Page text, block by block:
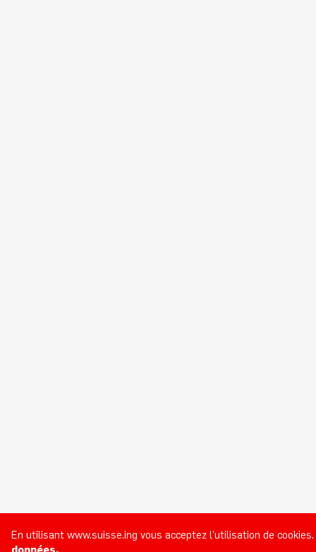
En utilisant www.suisse.ing vous acceptez l'utilisation de cookies.
données.